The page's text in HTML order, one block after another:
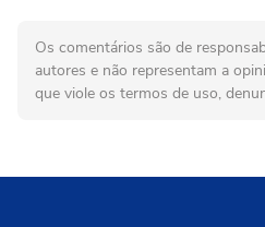
Os comentários são de
autores e não representam a
que viole os termos de uso,